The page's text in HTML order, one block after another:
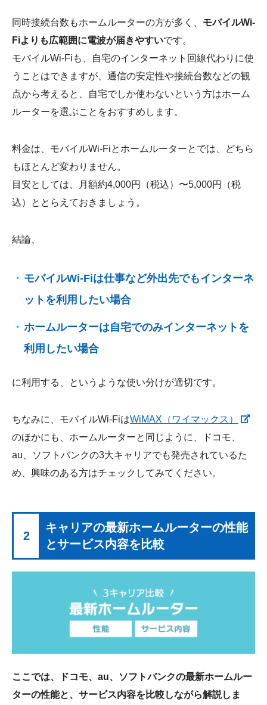
同時接続台数もホームルーターの方が多く、 モバイルWi-
Fiよりも広範囲に電波が届きやすいです。
モバイルWi-Fiも、自宅のインターネット回線代わりに使
うことはできますが、通信の安定性や接続台数などの観
点から考えると、自宅でしか使わないという方はホーム
ルーターを選ぶことをおすすめします。
料金は、モバイルWi-Fiとホームルーターとでは、どちら
もほとんど変わりません。
目安としては、月額約4,000円（税込）〜5,000円（税
込）ととらえておきましょう。
結論、
モバイルWi-Fiは仕事など外出先でもインターネ
ットを利用したい場合
ホームルーターは自宅でのみインターネットを
利用したい場合
に利用する、というような使い分けが適切です。
ちなみに、モバイルWi-FiはWiMAX（ワイマックス）
のほかにも、ホームルーターと同じように、ドコモ、
au、ソフトバンクの3大キャリアでも発売されているた
め、興味のある方はチェックしてみてください。
2
キャリアの最新ホームルーターの性能
とサービス内容を比較
ここでは、ドコモ、au、ソフトバンクの最新ホームルー
ターの性能と、サービス内容を比較しながら解説しま